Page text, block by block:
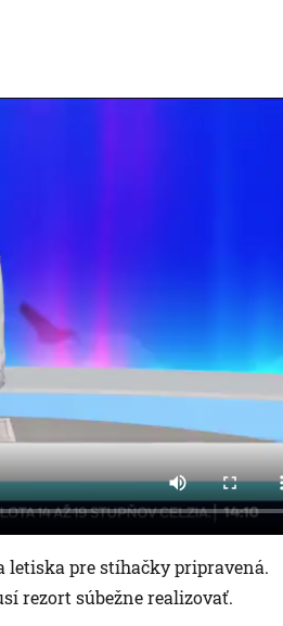
pre stíhačky pripravená.
rezort súbežne realizovať.